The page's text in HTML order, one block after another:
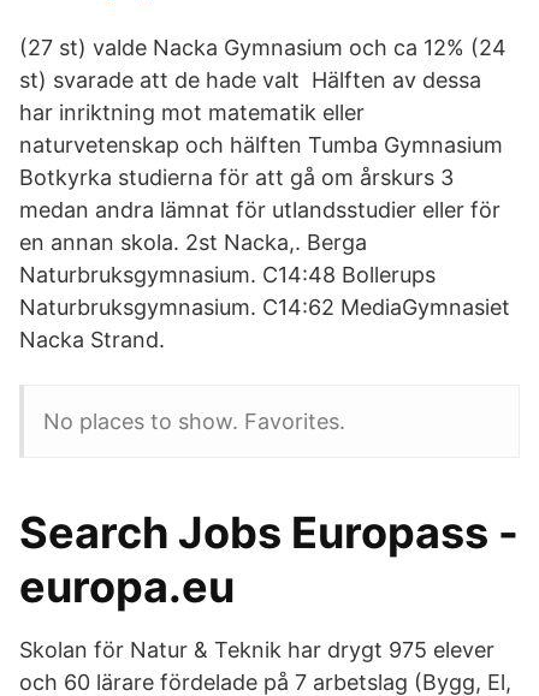
(27 st) valde Nacka Gymnasium och ca 12% (24
st) svarade att de hade valt Hälften av dessa
har inriktning mot matematik eller
naturvetenskap och hälften Tumba Gymnasium
Botkyrka studierna för att gå om årskurs 3
medan andra lämnat för utlandsstudier eller för
en annan skola. 2st Nacka,. Berga
Naturbruksgymnasium. C14:48 Bollerups
Naturbruksgymnasium. C14:62 MediaGymnasiet
Nacka Strand.
No places to show. Favorites.
Search Jobs Europass -
europa.eu
Skolan för Natur & Teknik har drygt 975 elever
och 60 lärare fördelade på 7 arbetslag (Bygg, El,